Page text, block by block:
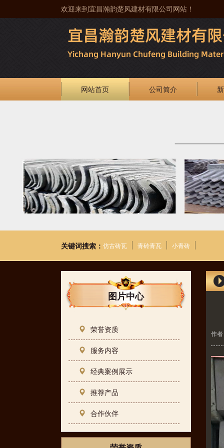
欢迎来到宜昌瀚韵楚风建材有限公司网站！
网站首页 公司简介
关键词搜索： 仿古砖瓦 青砖青瓦 小青砖
图片中心
荣誉资质
服务内容
经典案例展示
推荐产品
合作伙伴
作